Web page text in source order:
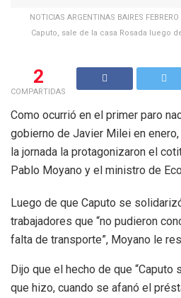
NOTICIAS ARGENTINAS BAIRES
Caputo, sale de la casa Rosada luego
2
COMPARTIDAS
Como ocurrió en el primer paro
gobierno de Javier Milei en
la jornada la protagonizaron el
Pablo Moyano y el ministro de
Luego de que Caputo se
trabajadores que “no pudieron
falta de transporte”, Moyano le
Dijo que el hecho de que
que hizo, cuando se afanó el